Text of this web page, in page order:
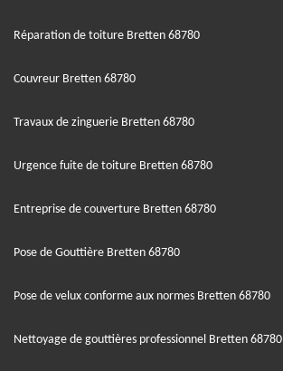
Réparation de toiture Bretten 68780
Couvreur Bretten 68780
Travaux de zinguerie Bretten 68780
Urgence fuite de toiture Bretten 68780
Entreprise de couverture Bretten 68780
Pose de Gouttière Bretten 68780
Pose de velux conforme aux normes Bretten 68780
Nettoyage de gouttières professionnel Bretten 68780